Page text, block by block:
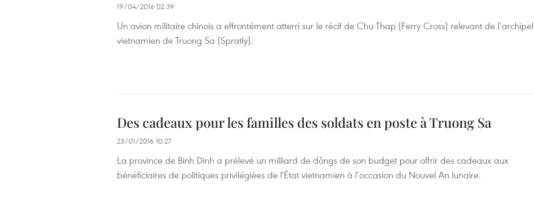
19/04/2016 02:39
Un avion militaire chinois a effrontément atterri sur le récif de Chu Thap (Ferry Cross) relevant de l’archipel
vietnamien de Truong Sa (Spratly).
Des cadeaux pour les familles des soldats en poste à Truong Sa
23/01/2016 10:27
La province de Binh Dinh a prélevé un milliard de dôngs de son budget pour offrir des cadeaux aux
bénéficiaires de politiques privilégiées de l'État vietnamien à l’occasion du Nouvel An lunaire.